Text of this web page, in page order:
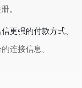
。
更强的付款方式。
连接信息。